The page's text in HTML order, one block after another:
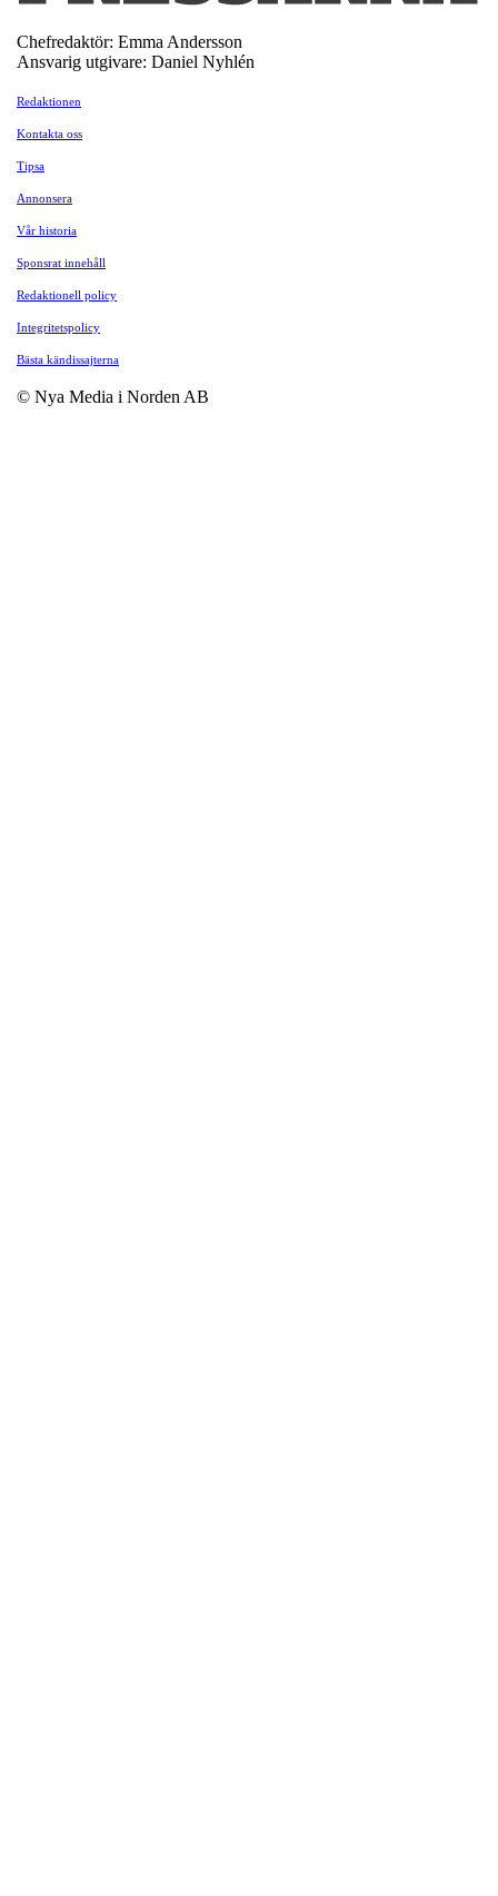
Chefredaktör: Emma Andersson
Ansvarig utgivare: Daniel Nyhlén
Redaktionen
Kontakta oss
Tipsa
Annonsera
Vår historia
Sponsrat innehåll
Redaktionell policy
Integritetspolicy
Bästa kändissajterna
© Nya Media i Norden AB